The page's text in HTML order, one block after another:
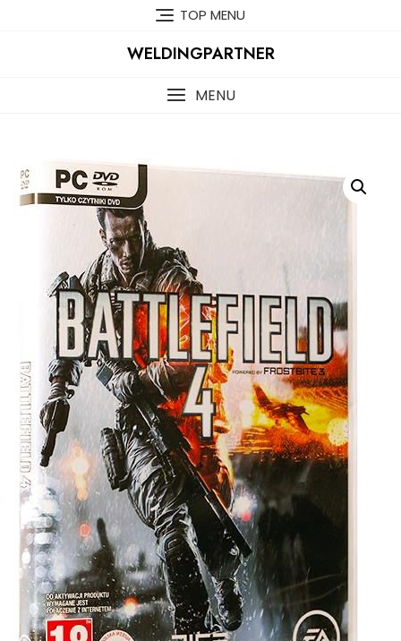
TOP MENU
WELDINGPARTNER
MENU